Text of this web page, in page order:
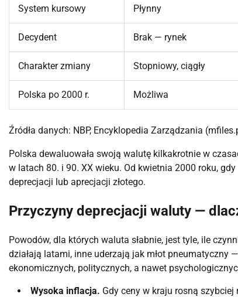
System kursowy Płynny
Decydent Brak — rynek
Charakter zmiany Stopniowy, ciągły
Polska po 2000 r. Możliwa
Źródła danych: NBP, Encyklopedia Zarządzania
Polska dewaluowała swoją walutę kilkakrotnie w
w latach 80. i 90. XX wieku. Od kwietnia 2000 roku,
deprecjacji lub aprecjacji złotego.
Przyczyny deprecjacji waluty —
Powodów, dla których waluta słabnie, jest tyle, ile
działają latami, inne uderzają jak młot
ekonomicznych, politycznych, a nawet
Wysoka inflacja. Gdy ceny w kraju rosną